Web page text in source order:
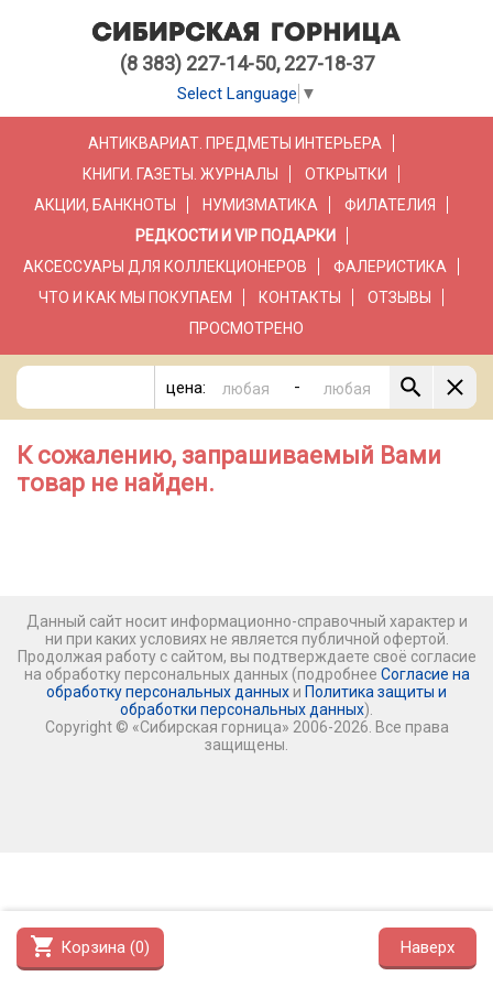
(8 383) 227-14-50, 227-18-37
Select Language ▼
АНТИКВАРИАТ. ПРЕДМЕТЫ ИНТЕРЬЕРА
КНИГИ. ГАЗЕТЫ. ЖУРНАЛЫ
ОТКРЫТКИ
АКЦИИ, БАНКНОТЫ
НУМИЗМАТИКА
ФИЛАТЕЛИЯ
РЕДКОСТИ И VIP ПОДАРКИ
АКСЕССУАРЫ ДЛЯ КОЛЛЕКЦИОНЕРОВ
ФАЛЕРИСТИКА
ЧТО И КАК МЫ ПОКУПАЕМ
КОНТАКТЫ
ОТЗЫВЫ
ПРОСМОТРЕНО
цена: -
shopping_cart Корзина (0) Наверх
К сожалению, запрашиваемый Вами
товар не найден.
Данный сайт носит информационно-справочный характер и
ни при каких условиях не является публичной офертой.
Продолжая работу с сайтом, вы подтверждаете своё согласие
на обработку персональных данных (подробнее Согласие на
обработку персональных данных и Политика защиты и
обработки персональных данных).
Copyright © «Сибирская горница» 2006-2026. Все права
защищены.